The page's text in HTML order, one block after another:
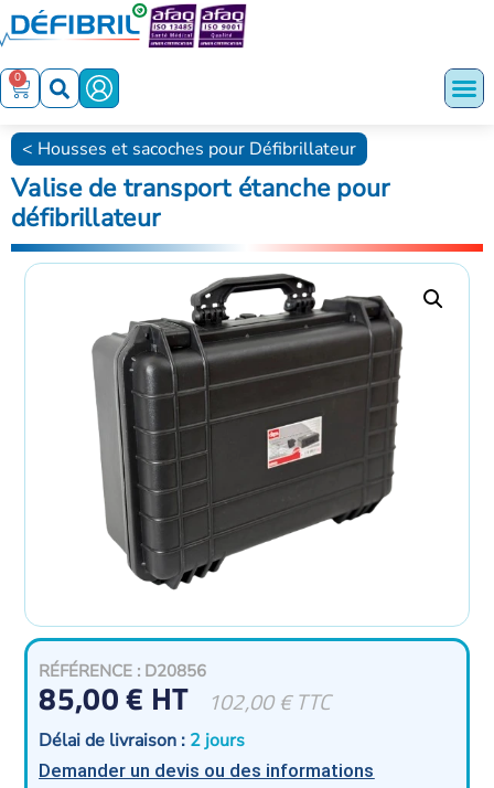
0
Housses et sacoches pour Défibrillateur
Valise de transport étanche pour
défibrillateur
RÉFÉRENCE : D20856
85,00€ 102,00 €TTC
Délai de livraison : 2 jours
Demander un devis ou des informations